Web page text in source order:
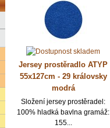
Jersey prostěradlo ATYP
55x127cm - 29 královsky
modrá
Složení jersey prostěradel:
100% hladká bavlna gramáž:
155...